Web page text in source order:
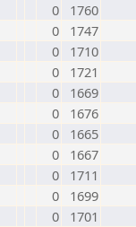
0
1760
0
1747
0
1710
0
1721
0
1669
0
1676
0
1665
0
1667
0
1711
0
1699
0
1701